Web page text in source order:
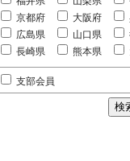
京都府 大阪府
広島県 山口県
長崎県 熊本県
支部会員